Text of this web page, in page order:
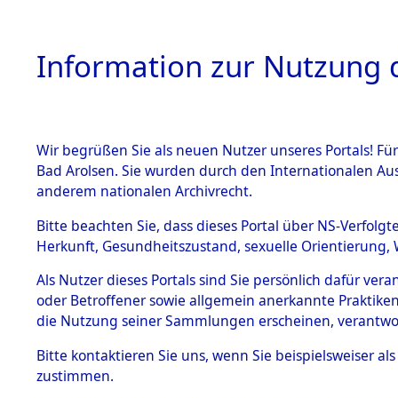
HOME
BESTÄNDE
Inhaftierungsdoku
mente
1.2.9 Beim ITS
verwahrte
1.2.9.1
Effekten aus
0005
Information zur Nutzung
Wir begrüßen Sie als neuen Nutzer unseres Portals!
Bad Arolsen. Sie wurden durch den Internationalen
anderem nationalen Archivrecht.
Bitte beachten Sie, dass dieses Portal über NS-
Herkunft, Gesundheitszustand, sexuelle
Als Nutzer dieses Portals sind Sie persönlich dafür
oder Betroffener sowie allgemein anerkannte
die Nutzung seiner Sammlungen erscheinen,
Bitte kontaktieren Sie uns, wenn Sie beispielsweiser
zustimmen.